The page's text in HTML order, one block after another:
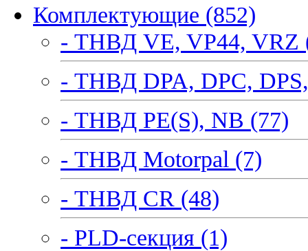
Комплектующие (852)
- ТНВД VE, VP44, VRZ
- ТНВД DPA, DPC,
- ТНВД PE(S), NB (77)
- ТНВД Motorpal (7)
- ТНВД CR (48)
- PLD-секция (1)